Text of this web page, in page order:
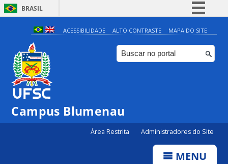
BRASIL
Simplifique!
Comunica BR
Participe
ACESSIBILIDADE ALTO CONTRASTE MAPA DO SITE
Campus Blumenau
Área Restrita Administradores do Site
MENU